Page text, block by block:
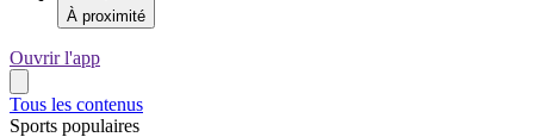
À proximité
Ouvrir l'app
Tous les contenus
Sports populaires